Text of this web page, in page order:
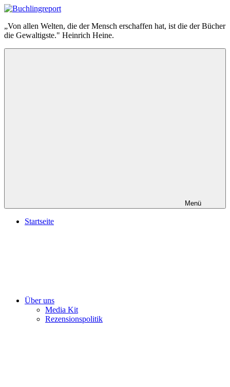
Zum
springen
Buchlingreport
„Von allen Welten, die der Mensch erschaffen hat, ist die der Bücher
die Gewaltigste." Heinrich Heine.
Menü
Startseite
Über uns
Media Kit
Rezensionspolitik